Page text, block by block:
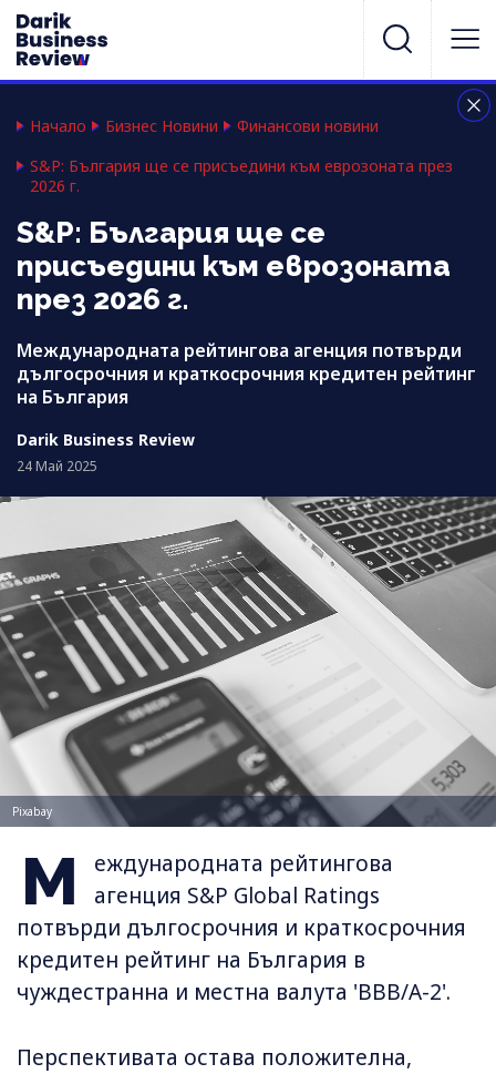
Начало Бизнес Новини
Финансови новини
S&P: България ще се присъедини към еврозоната през
2026 г.
S&P: България ще се
присъедини към еврозоната
през 2026 г.
Международната рейтингова агенция потвърди
дългосрочния и краткосрочния кредитен рейтинг
на България
Darik Business Review
24 Май 2025
Pixabay
М
еждународната рейтингова
агенция S&P Global Ratings
потвърди дългосрочния и краткосрочния
кредитен рейтинг на България в
чуждестранна и местна валута 'BBB/A-2'.
Перспективата остава положителна,